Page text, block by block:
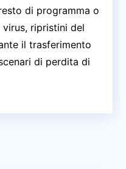
di programma o
ripristini del
il trasferimento
di perdita di